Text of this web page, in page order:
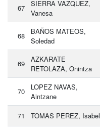
67
SIERRA VAZQUEZ,
Vanesa
68
BAÑOS MATEOS,
Soledad
69
AZKARATE
RETOLAZA, Onintza
70
LOPEZ NAVAS,
Aintzane
71 TOMAS PEREZ, Isabel